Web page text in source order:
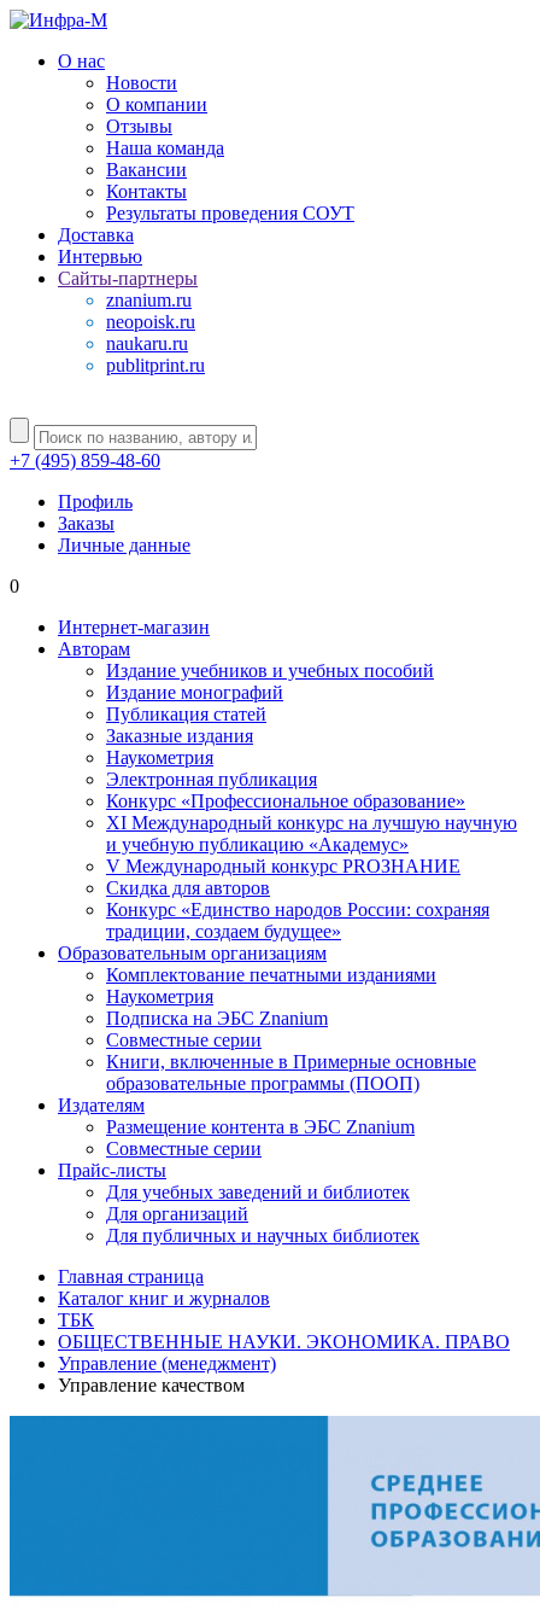
О нас
Новости
О компании
Отзывы
Наша команда
Вакансии
Контакты
Результаты проведения СОУТ
Доставка
Интервью
Сайты-партнеры
znanium.ru
neopoisk.ru
naukaru.ru
publitprint.ru
+7 (495) 859-48-60
Профиль
Заказы
Личные данные
0
Интернет-магазин
Авторам
Издание учебников и учебных пособий
Издание монографий
Публикация статей
Заказные издания
Наукометрия
Электронная публикация
Конкурс «Профессиональное образование»
XI Международный конкурс на лучшую научную
и учебную публикацию «Академус»
V Международный конкурс PROЗНАНИЕ
Скидка для авторов
Конкурс «Единство народов России: сохраняя
традиции, создаем будущее»
Образовательным организациям
Комплектование печатными изданиями
Наукометрия
Подписка на ЭБС Znanium
Совместные серии
Книги, включенные в Примерные основные
образовательные программы (ПООП)
Издателям
Размещение контента в ЭБС Znanium
Совместные серии
Прайс-листы
Для учебных заведений и библиотек
Для организаций
Для публичных и научных библиотек
Главная страница
Каталог книг и журналов
ТБК
ОБЩЕСТВЕННЫЕ НАУКИ. ЭКОНОМИКА. ПРАВО
Управление (менеджмент)
Управление качеством